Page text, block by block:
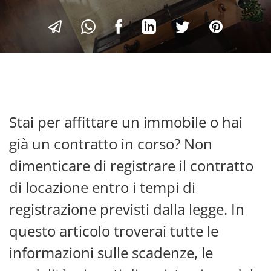
Stai per affittare un immobile o hai
già un contratto in corso? Non
dimenticare di registrare il contratto
di locazione entro i tempi di
registrazione previsti dalla legge. In
questo articolo troverai tutte le
informazioni sulle scadenze, le